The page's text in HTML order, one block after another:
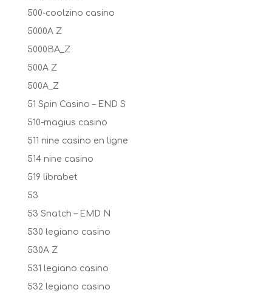
500-coolzino casino
5000A Z
5000BA_Z
500A Z
500A_Z
51 Spin Casino – END S
510-magius casino
511 nine casino en ligne
514 nine casino
519 librabet
53
53 Snatch – EMD N
530 legiano casino
530A Z
531 legiano casino
532 legiano casino